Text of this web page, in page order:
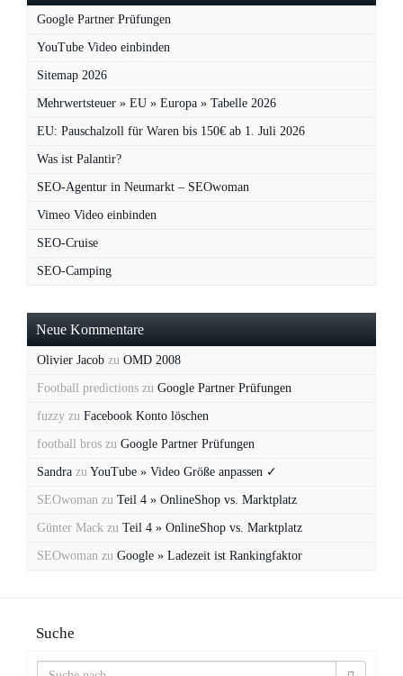
Google Partner Prüfungen
YouTube Video einbinden
Sitemap 2026
Mehrwertsteuer » EU » Europa » Tabelle 2026
EU: Pauschalzoll für Waren bis 150€ ab 1. Juli 2026
Was ist Palantir?
SEO-Agentur in Neumarkt – SEOwoman
Vimeo Video einbinden
SEO-Cruise
SEO-Camping
Neue Kommentare
Olivier Jacob zu OMD 2008
Football predictions zu Google Partner Prüfungen
fuzzy zu Facebook Konto löschen
football bros zu Google Partner Prüfungen
Sandra zu YouTube » Video Größe anpassen ✓
SEOwoman zu Teil 4 » OnlineShop vs. Marktplatz
Günter Mack zu Teil 4 » OnlineShop vs. Marktplatz
SEOwoman zu Google » Ladezeit ist Rankingfaktor
Suche